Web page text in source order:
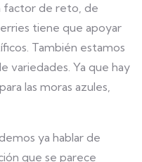
factor de reto, de
tiene que apoyar
También estamos
variedades. Ya que hay
las moras azules,
ya hablar de
que se parece